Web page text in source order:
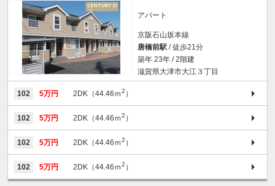
アパート
京阪石山坂本線
唐橋前駅 / 徒歩21分
築年 23年 / 2階建
滋賀県大津市大江３丁目
102 5万円 2DK（44.46ｍ2 ）
102 5万円 2DK（44.46ｍ2 ）
102 5万円 2DK（44.46ｍ2 ）
102 5万円 2DK（44.46ｍ2 ）